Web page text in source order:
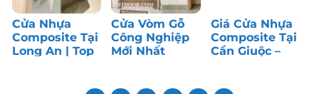
Cửa Nhựa
Composite Tại
Long An | Top
Cửa Vòm Gỗ
Công Nghiệp
Mới Nhất
Giá Cửa Nhựa
Composite Tại
Cần Giuộc –